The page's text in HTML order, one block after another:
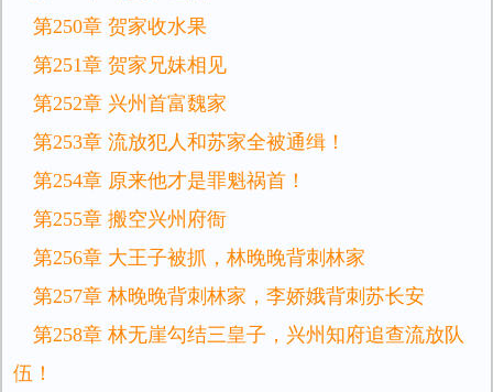
第250章 贺家收水果
第251章 贺家兄妹相见
第252章 兴州首富魏家
第253章 流放犯人和苏家全被通缉！
第254章 原来他才是罪魁祸首！
第255章 搬空兴州府衙
第256章 大王子被抓，林晚晚背刺林家
第257章 林晚晚背刺林家，李娇娥背刺苏长安
第258章 林无崖勾结三皇子，兴州知府追查流放队
伍！